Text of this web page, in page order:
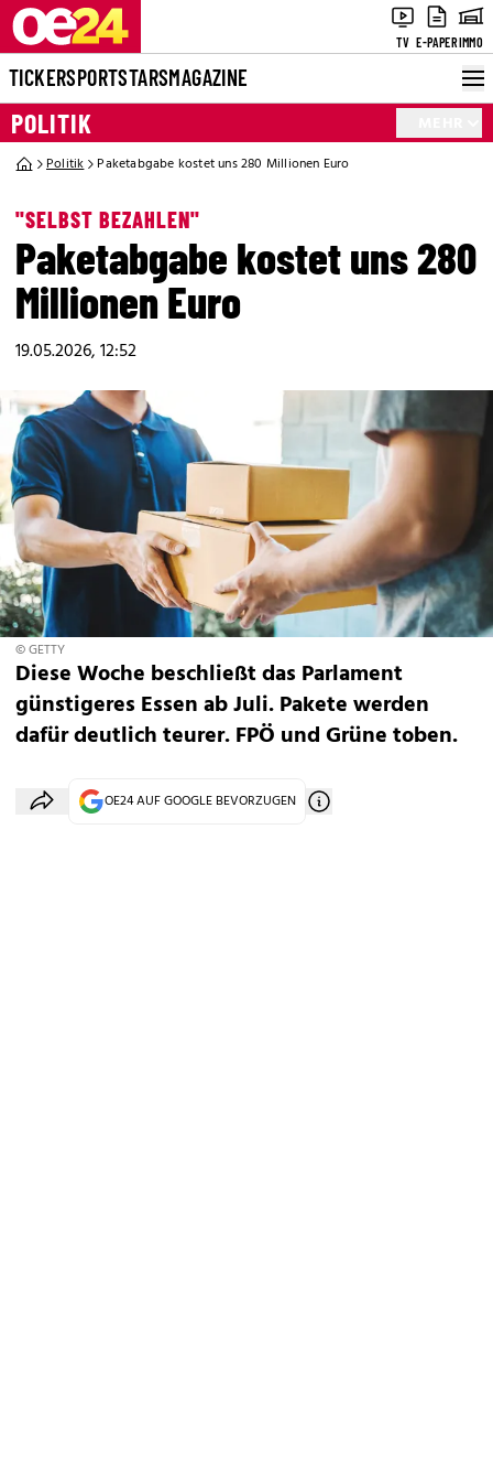
TV E-PAPERIMMO
TICKERSPORTSTARSMAGAZINE
POLITIK
Politik Paketabgabe kostet uns 280 Millionen Euro
"SELBST BEZAHLEN"
Paketabgabe kostet uns 280
Millionen Euro
19.05.2026, 12:52
© GETTY
Diese Woche beschließt das Parlament
günstigeres Essen ab Juli. Pakete werden
dafür deutlich teurer. FPÖ und Grüne toben.
OE24 AUF GOOGLE BEVORZUGEN